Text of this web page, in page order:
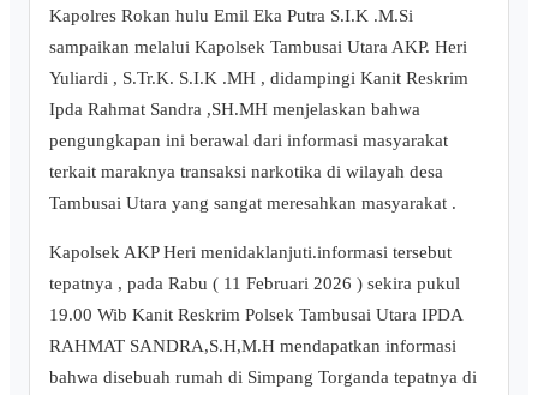
Kapolres Rokan hulu Emil Eka Putra S.I.K .M.Si
sampaikan melalui Kapolsek Tambusai Utara AKP. Heri
Yuliardi , S.Tr.K. S.I.K .MH , didampingi Kanit Reskrim
Ipda Rahmat Sandra ,SH.MH menjelaskan bahwa
pengungkapan ini berawal dari informasi masyarakat
terkait maraknya transaksi narkotika di wilayah desa
Tambusai Utara yang sangat meresahkan masyarakat .
Kapolsek AKP Heri menidaklanjuti.informasi tersebut
tepatnya , pada Rabu ( 11 Februari 2026 ) sekira pukul
19.00 Wib Kanit Reskrim Polsek Tambusai Utara IPDA
RAHMAT SANDRA,S.H,M.H mendapatkan informasi
bahwa disebuah rumah di Simpang Torganda tepatnya di